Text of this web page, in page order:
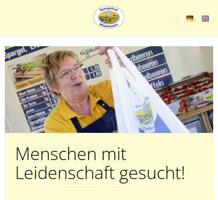
Menschen mit
Leidenschaft gesucht!